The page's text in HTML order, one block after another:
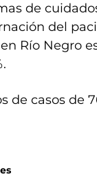
de
del
Río Negro
de casos de